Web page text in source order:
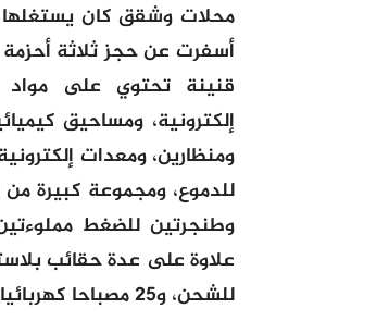
محلات وشقق كان يستغلها
قنينة تحتوي على مواد
إلكترونية، ومساحيق
ومنظارين، ومعدات
للدموع، ومجموعة كبيرة من
وطنجرتين للضغط
علاوة على عدة حقائب
للشحن، و25 مصباحا كهربائيا.